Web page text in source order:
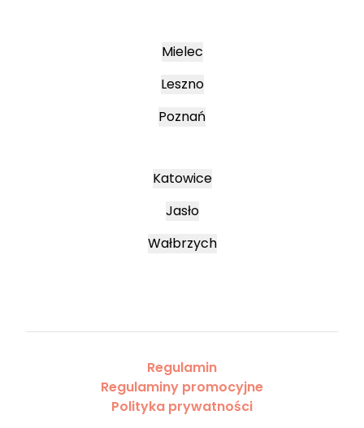
Mielec
Leszno
Poznań
Katowice
Jasło
Wałbrzych
Regulamin
Regulaminy promocyjne
Polityka prywatności